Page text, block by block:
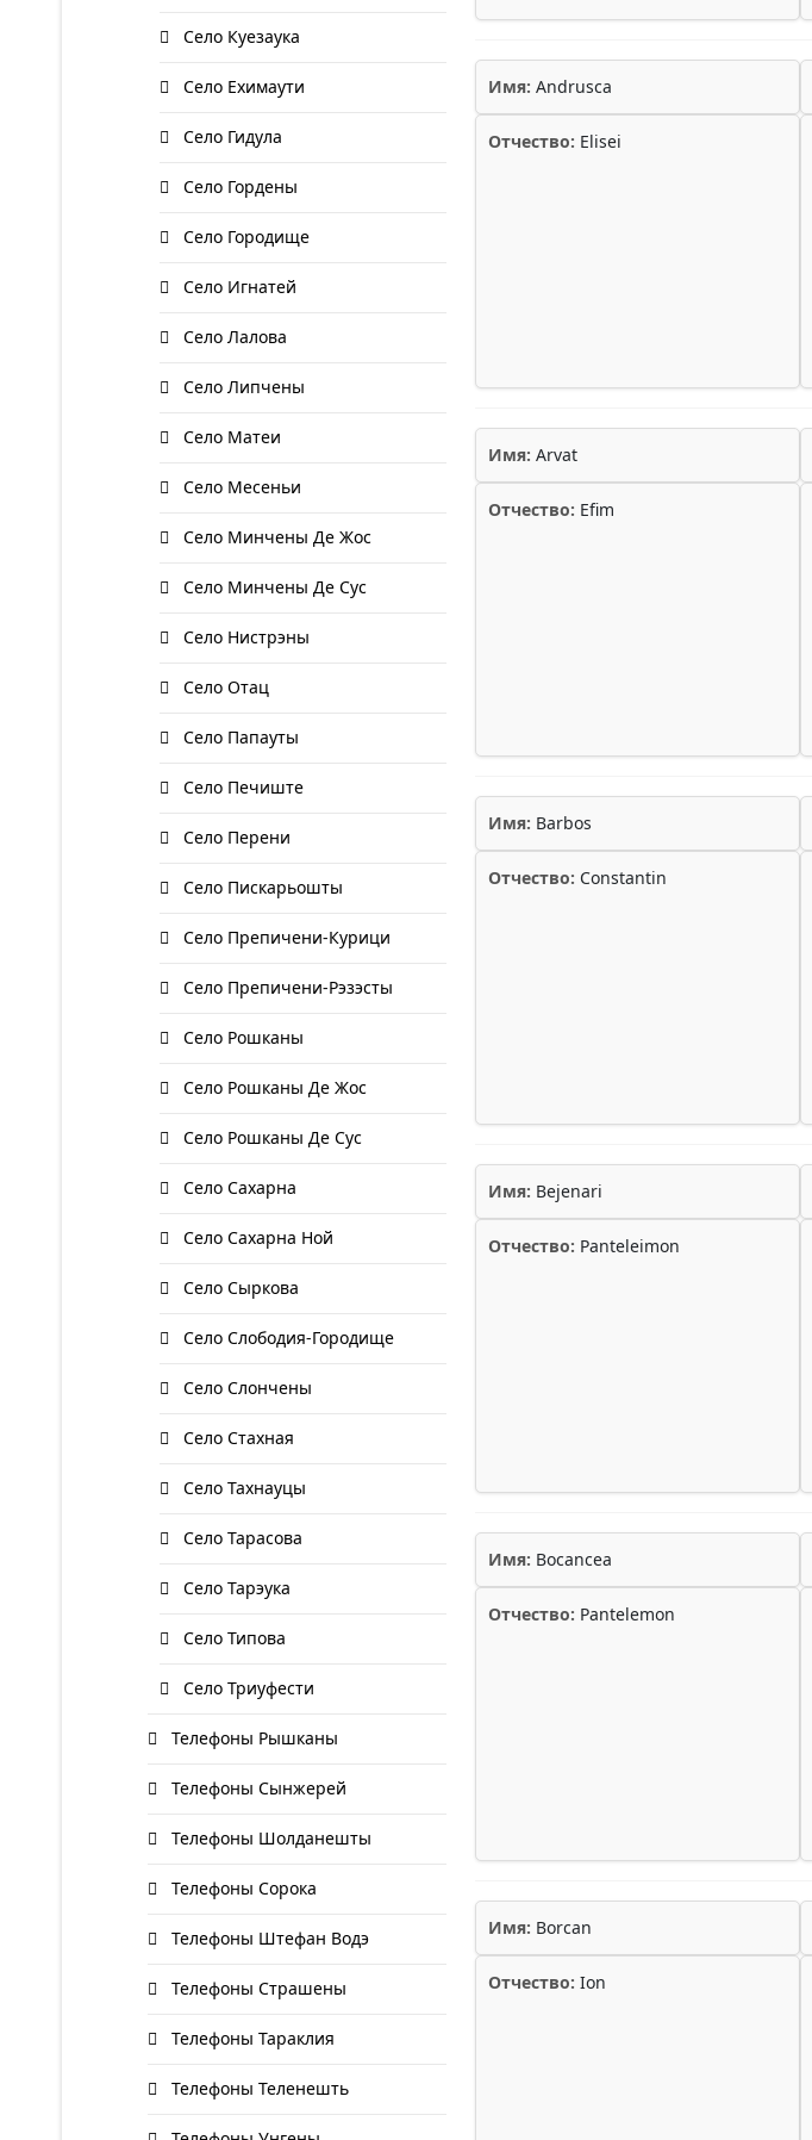
Село Куезаука
Село Ехимаути
Село Гидула
Село Гордены
Село Городище
Село Игнатей
Село Лалова
Село Липчены
Село Матеи
Село Месеньи
Село Минчены Де Жос
Село Минчены Де Сус
Село Нистрэны
Село Отац
Село Папауты
Село Печиште
Село Перени
Село Пискарьошты
Село Препичени-Курици
Село Препичени-Рэзэсты
Село Рошканы
Село Рошканы Де Жос
Село Рошканы Де Сус
Село Сахарна
Село Сахарна Ной
Село Сыркова
Село Слободия-Городище
Село Слончены
Село Стахная
Село Тахнауцы
Село Тарасова
Село Тарэука
Село Типова
Село Триуфести
Телефоны Рышканы
Телефоны Сынжерей
Телефоны Шолданешты
Телефоны Сорока
Телефоны Штефан Водэ
Телефоны Страшены
Телефоны Тараклия
Телефоны Теленешть
Имя: Andrusca
Отчество: Elisei
Имя: Arvat
Отчество: Efim
Имя: Barbos
Отчество: Constantin
Имя: Bejenari
Отчество: Panteleimon
Имя: Bocancea
Отчество: Pantelemon
Имя: Borcan
Отчество: Ion